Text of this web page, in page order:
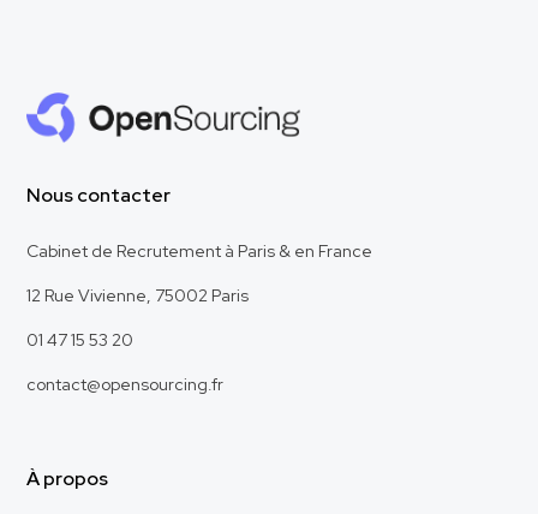
Nous contacter
Cabinet de Recrutement à Paris & en France
12 Rue Vivienne, 75002 Paris
01 47 15 53 20
contact@opensourcing.fr
À propos